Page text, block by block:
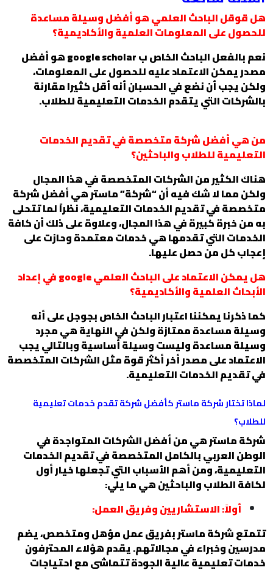
هل قوقل الباحث العلمي هو أفضل وسيلة مساعدة
للحصول على المعلومات العلمية والأكاديمية؟
نعم بالفعل الباحث الخاص ب google scholar هو أفضل
مصدر يمكن الاعتماد عليه للحصول على المعلومات،
ولكن يجب أن نضع في الحسبان أنه أقل كثيرا مقارنة
بالشركات التي يتقدم الخدمات التعليمية للطلاب.
من هي أفضل شركة متخصصة في تقديم الخدمات
التعليمية للطلاب والباحثين؟
هناك الكثير من الشركات المتخصصة في هذا المجال
ولكن مما لا شك فيه أن “شركة” ماستر هي أفضل شركة
متخصصة في تقديم الخدمات التعليمية، نظراً لما تتحلى
به من خبرة كبيرة في هذا المجال، وعلاوة على ذلك أن كافة
الخدمات التي تقدمها هي خدمات معتمدة وحازت على
إعجاب كل من حصل عليها.
هل يمكن الاعتماد على الباحث العلمي google في إعداد
الأبحاث العلمية والأكاديمية؟
كما ذكرنا يمكننا اعتبار الباحث الخاص بجوجل على أنه
وسيلة مساعدة ممتازة ولكن في النهاية هي مجرد
وسيلة مساعدة وليست وسيلة أساسية وبالتالي يجب
الاعتماد على مصدر أخر أكثر قوة مثل الشركات المتخصصة
في تقديم الخدمات التعليمية.
لماذا تختار شركة ماستر كأفضل شركة تقدم خدمات تعليمية
للطلاب؟
شركة ماستر هي من أفضل الشركات المتواجدة في
الوطن العربي بالكامل المتخصصة في تقديم الخدمات
التعليمية، ومن أهم الأسباب التي تجعلها خيار أول
لكافة الطلاب والباحثين هي ما يلي:
أولاً: الاستشاريين وفريق العمل:
تتمتع شركة ماستر بفريق عمل مؤهل ومتخصص، يضم
مدرسين وخبراء في مجالاتهم. يقدم هؤلاء المحترفون
خدمات تعليمية عالية الجودة تتماشى مع احتياجات